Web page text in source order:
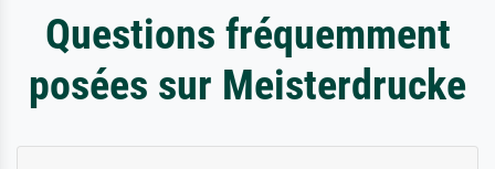
Questions fréquemment
posées sur Meisterdrucke